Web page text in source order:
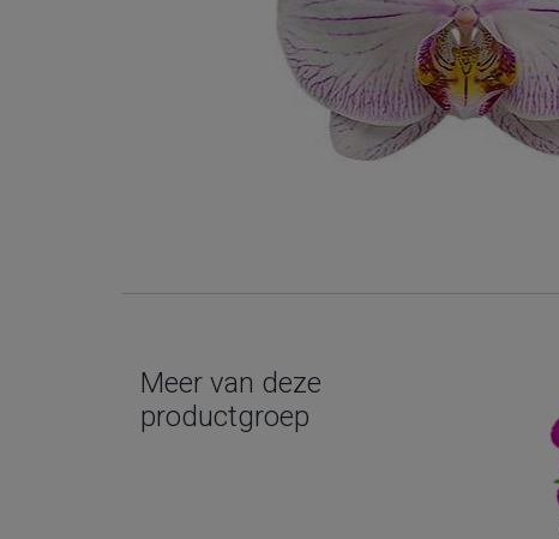
Meer van deze
productgroep